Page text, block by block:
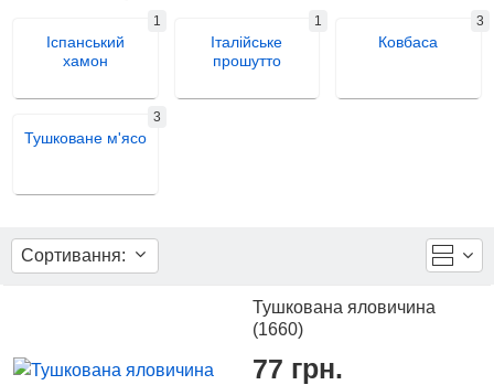
Іспанський
хамон
1
Італійське
прошутто
1
Ковбаса
3
Тушковане м'ясо
3
Сортивання:
Тушкована яловичина
(1660)
77 грн.